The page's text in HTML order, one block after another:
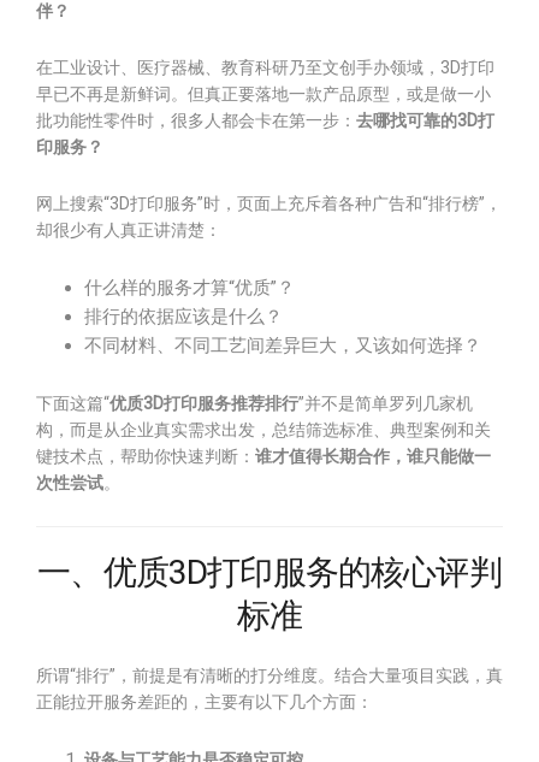
伴？
在工业设计、医疗器械、教育科研乃至文创手办领域，3D打印
早已不再是新鲜词。但真正要落地一款产品原型，或是做一小
批功能性零件时，很多人都会卡在第一步： 去哪找可靠的3D打
印服务？
网上搜索“3D打印服务”时，页面上充斥着各种广告和“排行榜”，
却很少有人真正讲清楚：
什么样的服务才算“优质”？
排行的依据应该是什么？
不同材料、不同工艺间差异巨大，又该如何选择？
下面这篇“优质3D打印服务推荐排行”并不是简单罗列几家机
构，而是从企业真实需求出发，总结筛选标准、典型案例和关
键技术点，帮助你快速判断： 谁才值得长期合作，谁只能做一
次性尝试。
一、优质3D打印服务的核心评判
标准
所谓“排行”，前提是有清晰的打分维度。结合大量项目实践，真
正能拉开服务差距的，主要有以下几个方面：